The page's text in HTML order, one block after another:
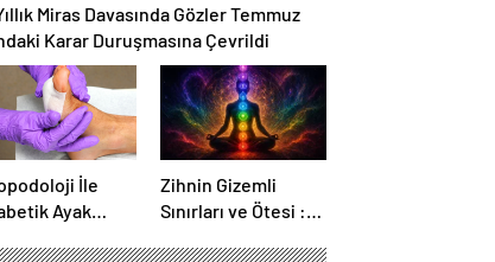
Miras Davasında Gözler Temmuz
Karar Duruşmasına Çevrildi
İle
Ayak
Zihnin Gizemli
Sınırları ve Ötesi :